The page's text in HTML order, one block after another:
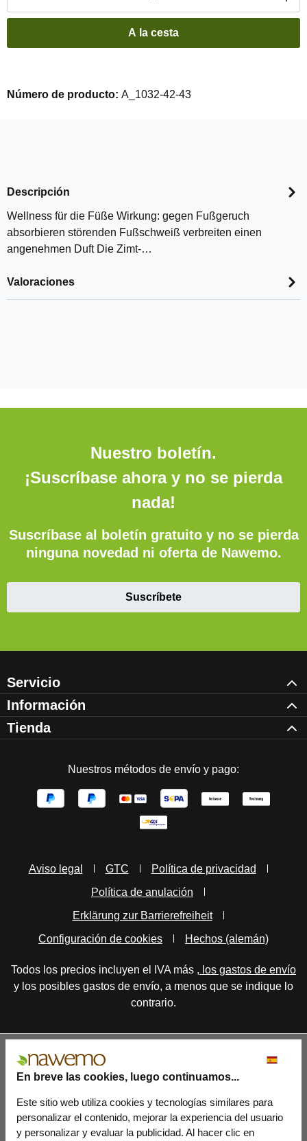
En breve las cookies, luego continuamos...
Este sitio web utiliza cookies y tecnologías similares para
personalizar el contenido, mejorar la experiencia del usuario
y personalizar y evaluar la publicidad. Al hacer clic en
A la cesta
Número de producto: A_1032-42-43
Descripción
Wellness für die Füße Wirkung: gegen Fußgeruch
absorbieren störenden Fußschweiß verbreiten einen
angenehmen Duft Die Zimt-…
Valoraciones
Nuestro boletín.
¡Suscríbase ahora y no se pierda
nada!
Suscríbase al boletín gratuito y no se pierda
ninguna novedad ni oferta de Nawemo.
Suscríbete
Servicio
Información
Tienda
Nuestros métodos de envío y pago:
Aviso legal GTC
Política de privacidad
Política de anulación
Erklärung zur Barrierefreiheit
Configuración de cookies
Hechos (alemán)
Todos los precios incluyen el IVA más , los gastos de envío
y los posibles gastos de envío, a menos que se indique lo
contrario.